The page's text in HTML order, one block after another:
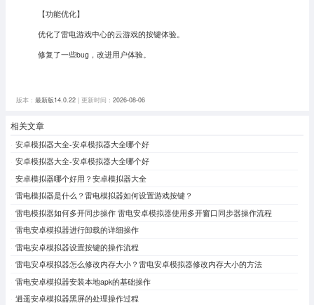
【功能优化】
优化了雷电游戏中心的云游戏的按键体验。
修复了一些bug，改进用户体验。
版本： 最新版14.0.22| 更新时间： 2026-08-06
相关文章
安卓模拟器大全-安卓模拟器大全哪个好
安卓模拟器大全-安卓模拟器大全哪个好
安卓模拟器哪个好用？安卓模拟器大全
雷电模拟器是什么？雷电模拟器如何设置游戏按键？
雷电模拟器如何多开同步操作 雷电安卓模拟器使用多开窗口同步器操作流程
雷电安卓模拟器进行卸载的详细操作
雷电安卓模拟器设置按键的操作流程
雷电安卓模拟器怎么修改内存大小？雷电安卓模拟器修改内存大小的方法
雷电安卓模拟器安装本地apk的基础操作
逍遥安卓模拟器黑屏的处理操作过程